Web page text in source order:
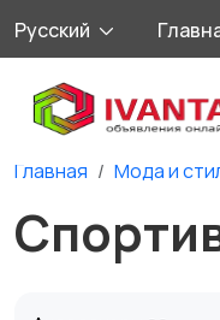
Русский
Главная Мода и